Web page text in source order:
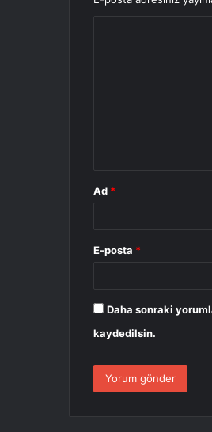
Ad *
E-posta *
Daha sonraki
kaydedilsin.